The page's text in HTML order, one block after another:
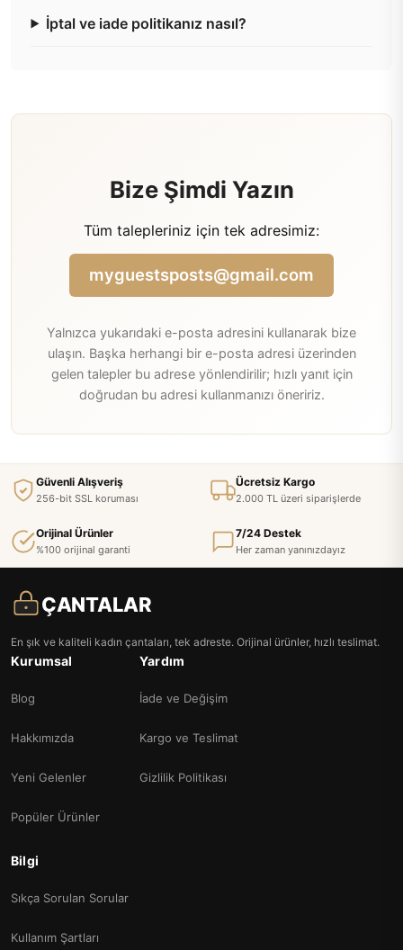
İptal ve iade politikanız nasıl?
Bize Şimdi Yazın
Tüm talepleriniz için tek adresimiz:
myguestsposts@gmail.com
Yalnızca yukarıdaki e-posta adresini kullanarak bize
ulaşın. Başka herhangi bir e-posta adresi üzerinden
gelen talepler bu adrese yönlendirilir; hızlı yanıt için
doğrudan bu adresi kullanmanızı öneririz.
Güvenli Alışveriş
256-bit SSL koruması
Ücretsiz Kargo
2.000 TL üzeri siparişlerde
Orijinal Ürünler
%100 orijinal garanti
7/24 Destek
Her zaman yanınızdayız
ÇANTALAR
En şık ve kaliteli kadın çantaları, tek adreste. Orijinal ürünler, hızlı teslimat.
Kurumsal
Blog
Hakkımızda
Yeni Gelenler
Popüler Ürünler
Yardım
İade ve Değişim
Kargo ve Teslimat
Gizlilik Politikası
Bilgi
Sıkça Sorulan Sorular
Kullanım Şartları